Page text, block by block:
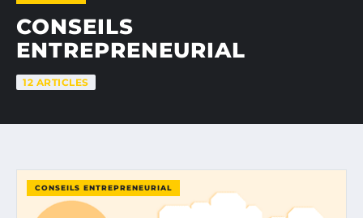
CONSEILS
ENTREPRENEURIAL
12 ARTICLES
CONSEILS ENTREPRENEURIAL